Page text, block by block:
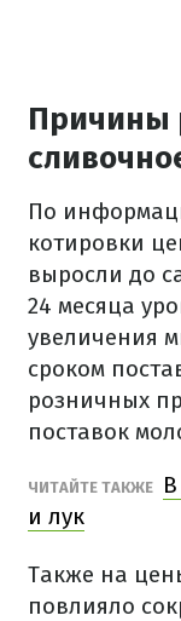
Причины
По
котировки
выросли до
24 месяца
увеличения
сроком
розничных
поставок
ЧИТАЙТЕ ТАКЖЕ
и лук
Также на
повлияло